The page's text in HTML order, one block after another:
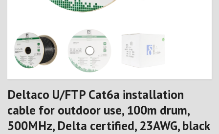
Deltaco U/FTP Cat6a installation
cable for outdoor use, 100m drum,
500MHz, Delta certified, 23AWG, black